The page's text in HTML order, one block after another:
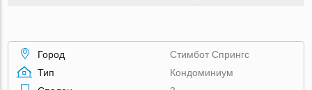
Город
Стимбот Спрингс
Тип
Кондоминиум